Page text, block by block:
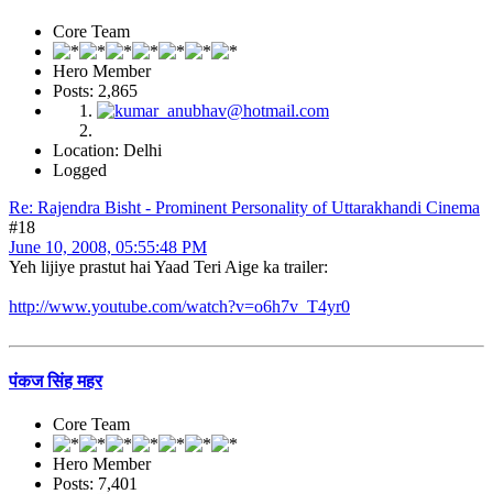
Core Team
Hero Member
Posts: 2,865
Location: Delhi
Logged
Re: Rajendra Bisht - Prominent Personality of Uttarakhandi Cinema
#18
June 10, 2008, 05:55:48 PM
Yeh lijiye prastut hai Yaad Teri Aige ka trailer:
http://www.youtube.com/watch?v=o6h7v_T4yr0
पंकज सिंह महर
Core Team
Hero Member
Posts: 7,401